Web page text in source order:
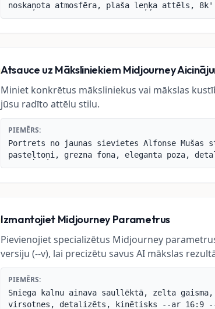
noskaņota atmosfēra, plaša leņķa attēls, 8k'
Atsauce uz Māksliniekiem Midjourney
Miniet konkrētus māksliniekus vai mākslas
jūsu radīto attēlu stilu.
PIEMĒRS:
Portrets no jaunas sievietes Alfonse
pasteļtoņi, grezna fona, eleganta poza,
Izmantojiet Midjourney Parametrus
Pievienojiet specializētus Midjourney
versiju (--v), lai precizētu savus AI mākslas
PIEMĒRS:
Sniega kalnu ainava saullēktā, zelta
virsotnes, detalizēts, kinētisks --ar 16:9